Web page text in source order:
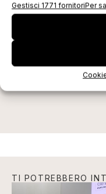
Gestisci 1771 fornitoriPer
TI POTREBBERO